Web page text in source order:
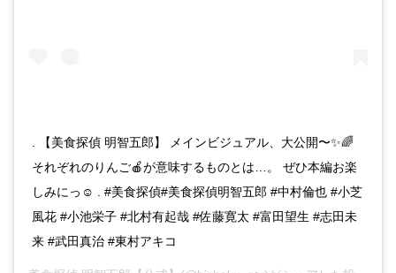
. 【美食探偵 明智五郎】 メインビジュアル、大公開〜✨🌈
それぞれのりんご🍎が意味するものとは…。 ぜひ本編お楽
しみにっ☺️ . #美食探偵#美食探偵明智五郎 #中村倫也 #小芝
風花 #小池栄子 #北村有起哉 #佐藤寛太 #富田望生 #志田未
来 #武田真治 #東村アキコ